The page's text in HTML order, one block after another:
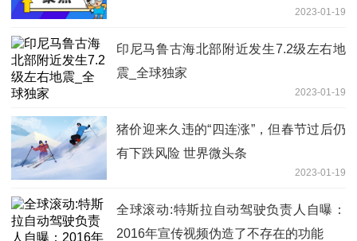
2023-01-19
印尼马鲁古海北部附近发生7.2级左右地
震_全球独家
2023-01-19
猪价迎来久违的“四连涨”，但春节过后仍
有下跌风险 世界微头条
2023-01-19
全球滚动:特斯拉自动驾驶负责人自曝：
2016年宣传视频伪造了不存在的功能